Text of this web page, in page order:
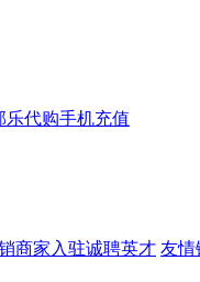
乐代购手机充值
商家入驻诚聘英才 友情